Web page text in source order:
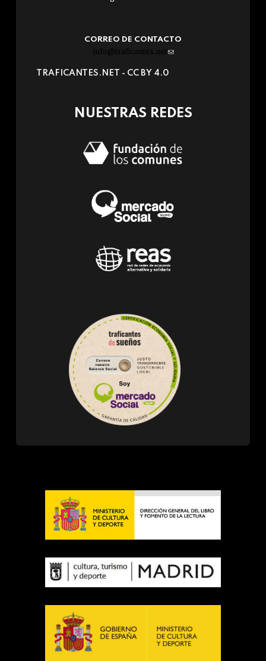
CORREO DE CONTACTO
info@traficantes.net (link
e-
TRAFICANTES.NET - CC BY 4.0
NUESTRAS REDES